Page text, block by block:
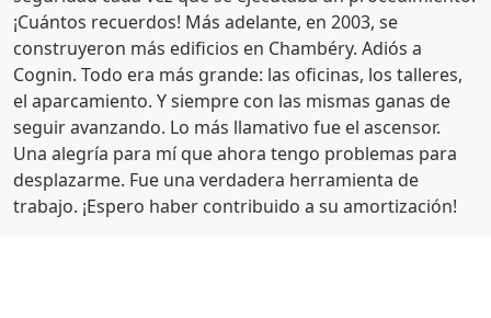
¡Cuántos recuerdos! Más adelante, en 2003, se
construyeron más edificios en Chambéry. Adiós a
Cognin. Todo era más grande: las oficinas, los talleres,
el aparcamiento. Y siempre con las mismas ganas de
seguir avanzando. Lo más llamativo fue el ascensor.
Una alegría para mí que ahora tengo problemas para
desplazarme. Fue una verdadera herramienta de
trabajo. ¡Espero haber contribuido a su amortización!